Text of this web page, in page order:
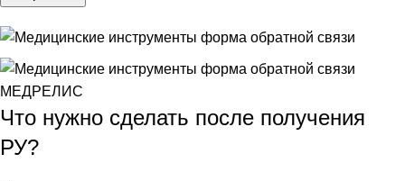
Что нужно сделать после получения
РУ?